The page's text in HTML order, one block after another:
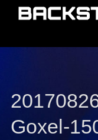
Goxel-